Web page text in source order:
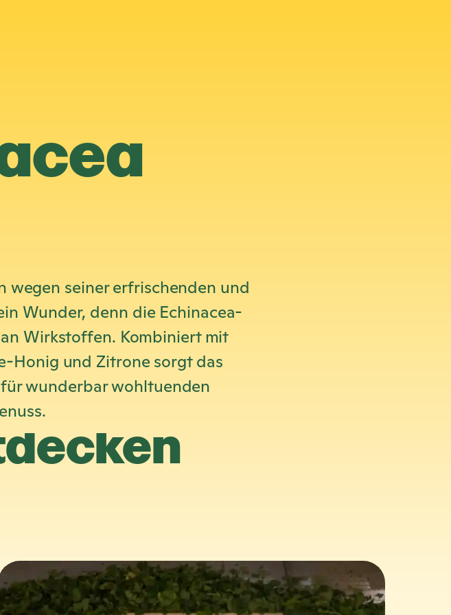
wegen seiner erfrischenden und
Wunder, denn die Echinacea-
Wirkstoffen. Kombiniert mit
Honig und Zitrone sorgt das
wunderbar wohltuenden
M
r